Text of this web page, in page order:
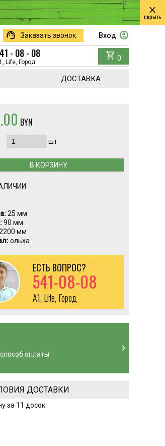
close
скрыть
support_agent Заказать звонок Вход account_circle
- 08 - 08
Life, Город
shopping_cart 0
ДОСТАВКА
BYN
шт
В КОРЗИНУ
25 мм
90 мм
мм
ольха
ЕСТЬ ВОПРОС?
541-08-08
A1, Life, Город
оплаты chevron_right
ДОСТАВКИ
за 11 досок.